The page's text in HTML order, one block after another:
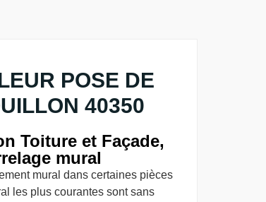
POSE DE
40350
Toiture et Façade,
mural
mural dans certaines pièces
les plus courantes sont sans